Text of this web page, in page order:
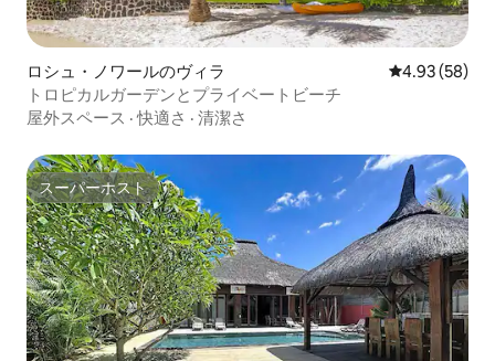
ロシュ・ノワールのヴィラ レビュー58
4.93 (58)
トロピカルガーデンとプライベートビーチ
屋外スペース ·快適さ · 清潔さ
スーパーホスト
スーパーホスト